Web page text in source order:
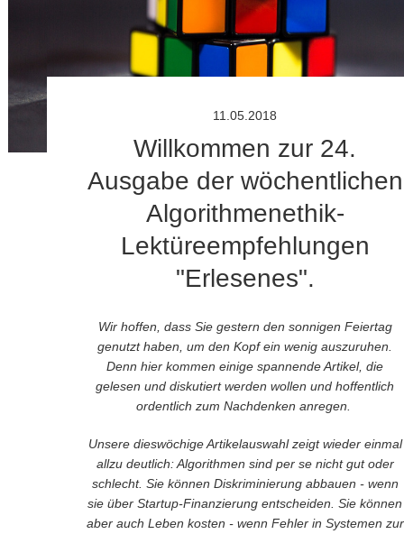
11.05.2018
Willkommen zur 24.
Ausgabe der wöchentlichen
Algorithmenethik-
Lektüreempfehlungen
"Erlesenes".
Wir hoffen, dass Sie gestern den sonnigen Feiertag
genutzt haben, um den Kopf ein wenig auszuruhen.
Denn hier kommen einige spannende Artikel, die
gelesen und diskutiert werden wollen und hoffentlich
ordentlich zum Nachdenken anregen.
Unsere dieswöchige Artikelauswahl zeigt wieder einmal
allzu deutlich: Algorithmen sind per se nicht gut oder
schlecht. Sie können Diskriminierung abbauen - wenn
sie über Startup-Finanzierung entscheiden. Sie können
aber auch Leben kosten - wenn Fehler in Systemen zur